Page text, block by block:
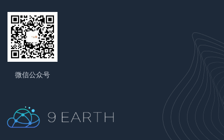
微信公众号